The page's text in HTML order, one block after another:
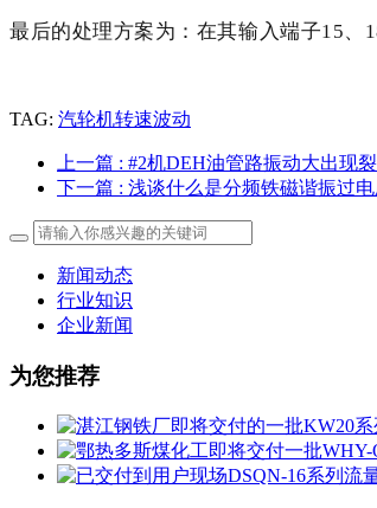
最后的处理方案为：在其输入端子15、
TAG: 汽轮机转速波动
上一篇 : ​#2机DEH油管路振动大出现
下一篇 : 浅谈什么是分频铁磁谐振过电
新闻动态
行业知识
企业新闻
为您推荐